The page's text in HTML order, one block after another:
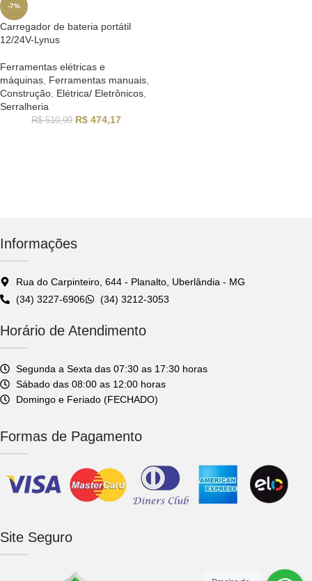
-7%
Carregador de bateria portátil
12/24V-Lynus
Ferramentas elétricas e
máquinas Ferramentas manuais
Construção Elétrica/ Eletrônicos
Serralheria
R$510,99 R$ 474,17
Informações
Rua do Carpinteiro, 644 - Planalto, Uberlândia - MG
(34) 3227-6906
(34) 3212-3053
Horário de Atendimento
Segunda a Sexta das 07:30 as 17:30 horas
Sábado das 08:00 as 12:00 horas
Domingo e Feriado (FECHADO)
Formas de Pagamento
Site Seguro